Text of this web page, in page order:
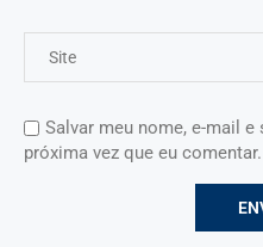
Salvar meu nome, e-mail
próxima vez que eu comentar.